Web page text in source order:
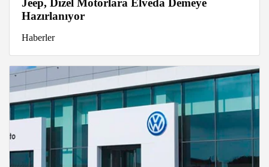
Hazırlanıyor
Haberler